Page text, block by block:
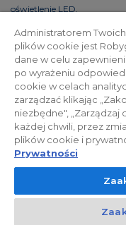
oświetlenie LED.
Polityka
© 2026 ROBYG.
przedstawione
informacyjny, nie
realizacyjne, nie
66 §1 Kodeksu Cywilnego
Administratorem
plików cookie jest
dane w celu
po wyrażeniu
cookie w celach
zarządzać klikając
niezbędne", „Zarządzaj
każdej chwili, przez
plików cookie i
Prywatności